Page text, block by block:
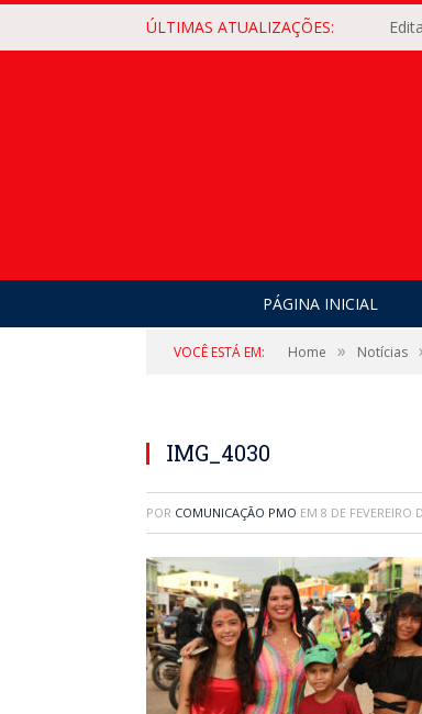
ÚLTIMAS ATUALIZAÇÕES:
PÁGINA INICIAL
VOCÊ ESTÁ EM: Home » Notícias
IMG_4030
POR COMUNICAÇÃO PMO EM 8 DE FEVEREIRO